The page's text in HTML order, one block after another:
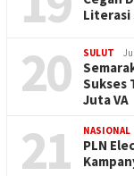
Literasi
20 SULUT
Sukses
Juta VA
21 NASIONAL
PLN